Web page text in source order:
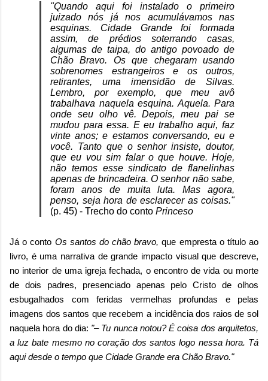
"Quando aqui foi instalado o primeiro
juizado nós já nos acumulávamos nas
esquinas. Cidade Grande foi formada
assim, de prédios soterrando casas,
algumas de taipa, do antigo povoado de
Chão Bravo. Os que chegaram usando
sobrenomes estrangeiros e os outros,
retirantes, uma imensidão de Silvas.
Lembro, por exemplo, que meu avô
trabalhava naquela esquina. Aquela. Para
onde seu olho vê. Depois, meu pai se
mudou para essa. E eu trabalho aqui, faz
vinte anos; e estamos conversando, eu e
você. Tanto que o senhor insiste, doutor,
que eu vou sim falar o que houve. Hoje,
não temos esse sindicato de flanelinhas
apenas de brincadeira. O senhor não sabe,
foram anos de muita luta. Mas agora,
penso, seja hora de esclarecer as coisas."
(p. 45) - Trecho do conto Princeso
Já o conto Os santos do chão bravo, que empresta o título ao
livro, é uma narrativa de grande impacto visual que descreve,
no interior de uma igreja fechada, o encontro de vida ou morte
de dois padres, presenciado apenas pelo Cristo de olhos
esbugalhados com feridas vermelhas profundas e pelas
imagens dos santos que recebem a incidência dos raios de sol
naquela hora do dia: "– Tu nunca notou? É coisa dos arquitetos,
a luz bate mesmo no coração dos santos logo nessa hora. Tá
aqui desde o tempo que Cidade Grande era Chão Bravo."